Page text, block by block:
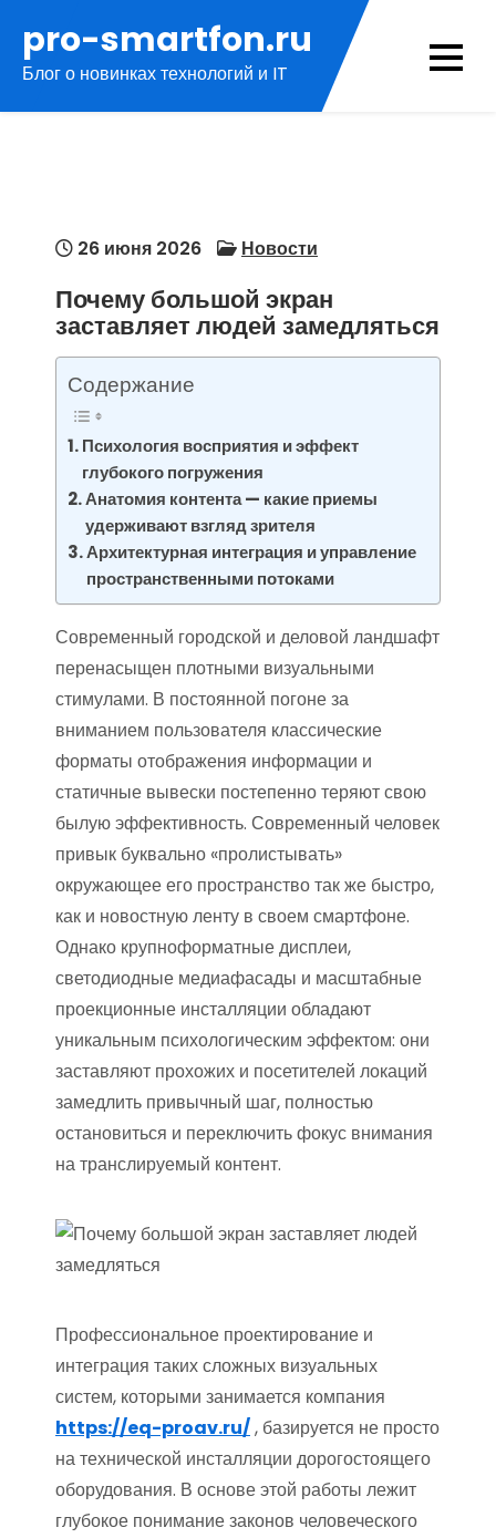
содержимому
pro-smartfon.ru
Блог о новинках технологий и IT
26 июня 2026 Новости
Почему большой экран
заставляет людей замедляться
Содержание
Психология восприятия и эффект
глубокого погружения
Анатомия контента — какие приемы
удерживают взгляд зрителя
Архитектурная интеграция и управление
пространственными потоками
Современный городской и деловой ландшафт
перенасыщен плотными визуальными
стимулами. В постоянной погоне за
вниманием пользователя классические
форматы отображения информации и
статичные вывески постепенно теряют свою
былую эффективность. Современный человек
привык буквально «пролистывать»
окружающее его пространство так же быстро,
как и новостную ленту в своем смартфоне.
Однако крупноформатные дисплеи,
светодиодные медиафасады и масштабные
проекционные инсталляции обладают
уникальным психологическим эффектом: они
заставляют прохожих и посетителей локаций
замедлить привычный шаг, полностью
остановиться и переключить фокус внимания
на транслируемый контент.
Профессиональное проектирование и
интеграция таких сложных визуальных
систем, которыми занимается компания
https://eq-proav.ru/, базируется не просто
на технической инсталляции дорогостоящего
оборудования. В основе этой работы лежит
глубокое понимание законов человеческого